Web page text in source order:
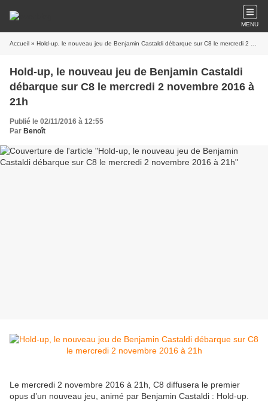
MENU
Accueil » Hold-up, le nouveau jeu de Benjamin Castaldi débarque sur C8 le mercredi 2 novembre 2016 à 21h
Hold-up, le nouveau jeu de Benjamin Castaldi
débarque sur C8 le mercredi 2 novembre 2016 à
21h
Publié le 02/11/2016 à 12:55
Par Benoît
Le mercredi 2 novembre 2016 à 21h, C8 diffusera le premier
opus d’un nouveau jeu, animé par Benjamin Castaldi : Hold-up.